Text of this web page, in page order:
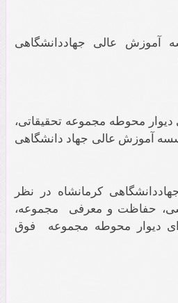
آموزش عالی جهاددانشگاهی
محوطه مجموعه تحقیقاتی،
آموزش عالی جهاد دانشگاهی
کرمانشاه در نظر
حفاظت و معرفی مجموعه،
دیوار محوطه مجموعه فوق